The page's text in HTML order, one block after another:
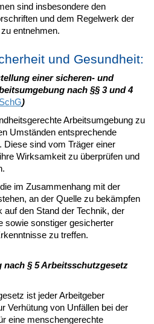
sind insbesondere den
und dem Regelwerk der
entnehmen.
und Gesundheit:
einer sicheren- und
nach §§ 3 und 4
)
Arbeitsumgebung zu
Umständen entsprechende
sind vom Träger einer
Wirksamkeit zu überprüfen und
im Zusammenhang mit der
an der Quelle zu bekämpfen
den Stand der Technik, der
sowie sonstiger gesicherter
zu treffen.
§ 5 Arbeitsschutzgesetz
ist jeder Arbeitgeber
Verhütung von Unfällen bei der
eine menschengerechte